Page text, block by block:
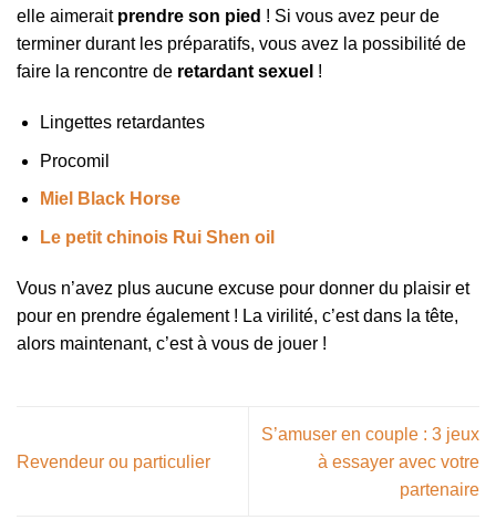
elle aimeraitprendre son pied ! Si vous avez peur de
terminer durant les préparatifs, vous avez la possibilité de
faire la rencontre de retardant sexuel !
Lingettes retardantes
Procomil
Miel Black Horse
Le petit chinois Rui Shen oil
Vous n’avez plus aucune excuse pour donner du plaisir et
pour en prendre également ! La virilité, c’est dans la tête,
alors maintenant, c’est à vous de jouer !
Revendeur ou particulier
S’amuser en couple : 3 jeux
à essayer avec votre
partenaire